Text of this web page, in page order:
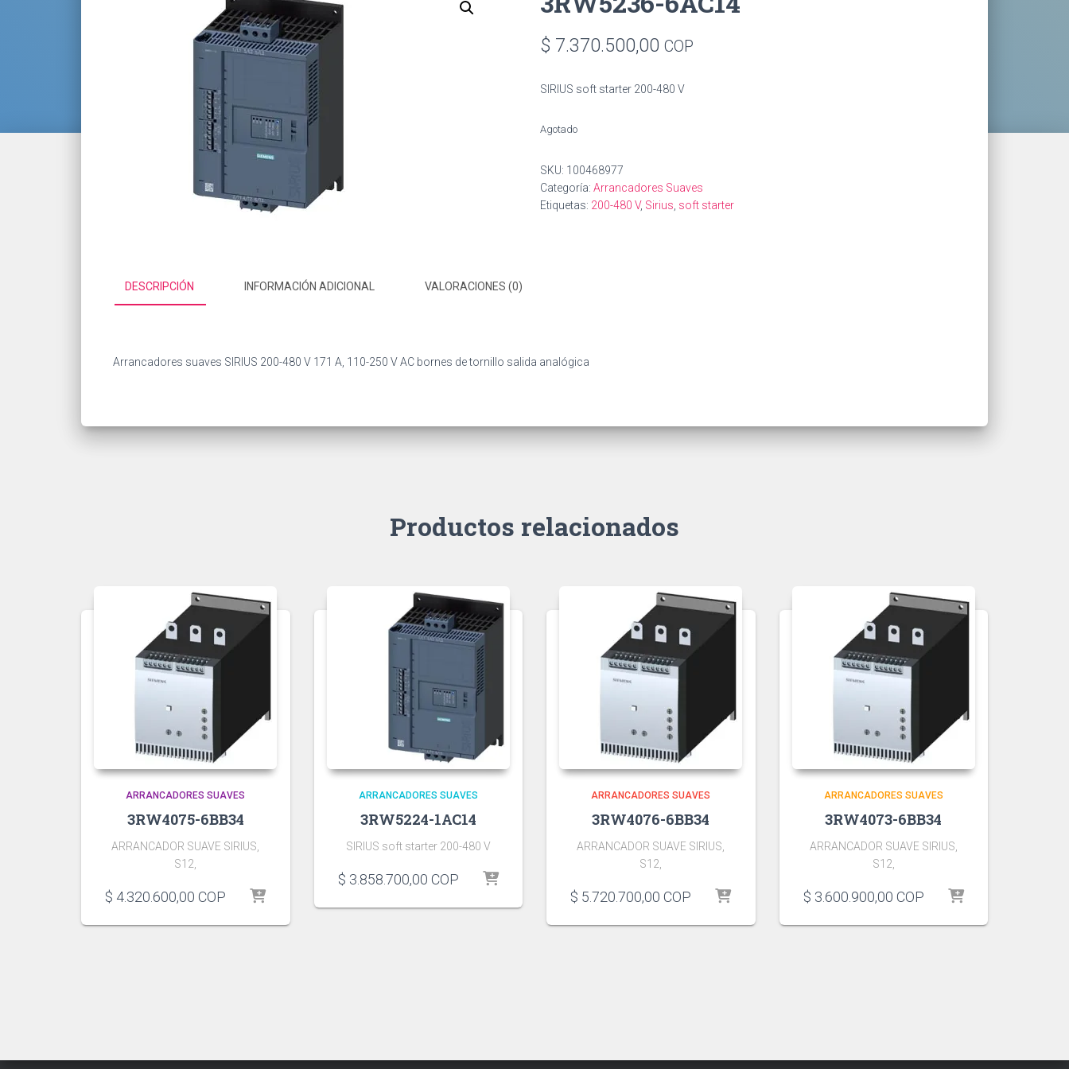
$ 7.370.500,00 COP
SIRIUS soft starter 200-480 V
Agotado
SKU: 100468977
Categoría: Arrancadores Suaves
Etiquetas: 200-480 V, Sirius soft starter
DESCRIPCIÓN INFORMACIÓN ADICIONAL VALORACIONES (0)
Arrancadores suaves SIRIUS 200-480 V 171 A, 110-250 V AC bornes de tornillo salida analógica
Productos relacionados
ARRANCADORES SUAVES
3RW4075-6BB34
ARRANCADOR SUAVE SIRIUS,
S12,
$ 4.320.600,00 COP
ARRANCADORES SUAVES
3RW5224-1AC14
SIRIUS soft starter 200-480 V
$ 3.858.700,00 COP
ARRANCADORES SUAVES
3RW4076-6BB34
ARRANCADOR SUAVE SIRIUS,
S12,
$ 5.720.700,00 COP
ARRANCADORES SUAVES
3RW4073-6BB34
ARRANCADOR SUAVE SIRIUS,
S12,
$ 3.600.900,00 COP